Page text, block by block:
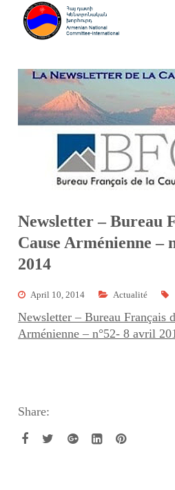
Newsletter – Bureau
Cause Arménienne –
2014
April 10, 2014 Actualité
Newsletter – Bureau Français
Arménienne – n°52- 8 avril
Share: